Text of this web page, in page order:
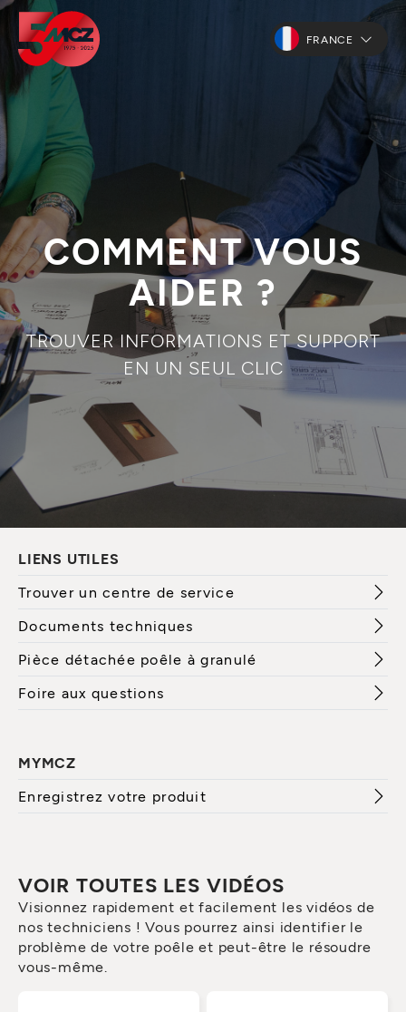
FRANCE
COMMENT VOUS
AIDER ?
TROUVER INFORMATIONS ET SUPPORT
EN UN SEUL CLIC
LIENS UTILES
Trouver un centre de service
Documents techniques
Pièce détachée poêle à granulé
Foire aux questions
MYMCZ
Enregistrez votre produit
VOIR TOUTES LES VIDÉOS
Visionnez rapidement et facilement les vidéos de
nos techniciens ! Vous pourrez ainsi identifier le
problème de votre poêle et peut-être le résoudre
vous-même.